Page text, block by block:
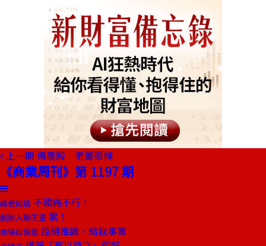
上一期 傳產股 老薑很辣
《商業周刊》第 1197 期
編者的話 不頭痛不行！
創辦人聊天室 累！
商場自慢塾 拒絕推論，給我事實